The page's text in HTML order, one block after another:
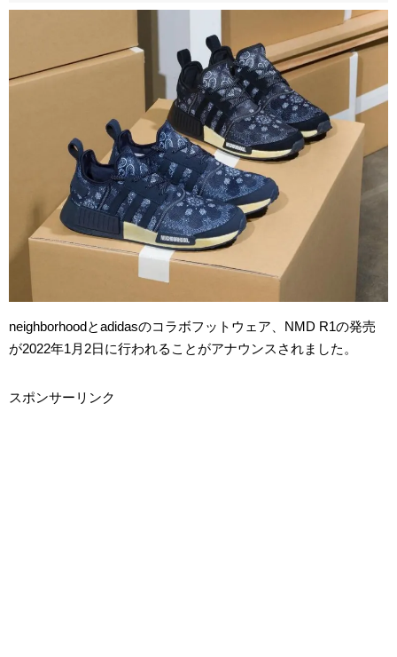
neighborhoodとadidasのコラボフットウェア、NMD R1の発売
が2022年1月2日に行われることがアナウンスされました。
スポンサーリンク